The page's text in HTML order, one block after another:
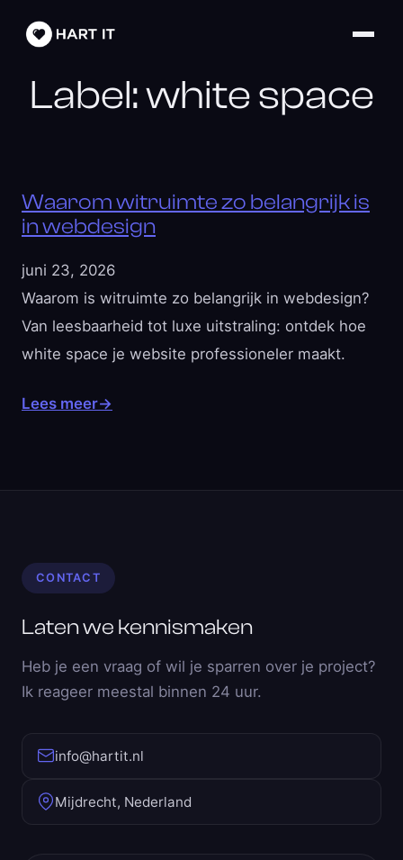
Label:white space
Waarom witruimte zo belangrijk is
in webdesign
juni 23, 2026
Waarom is witruimte zo belangrijk in webdesign?
Van leesbaarheid tot luxe uitstraling: ontdek hoe
white space je website professioneler maakt.
Lees meer→
CONTACT
Laten we kennismaken
Heb je een vraag of wil je sparren over je project?
Ik reageer meestal binnen 24 uur.
info@hartit.nl
Mijdrecht, Nederland